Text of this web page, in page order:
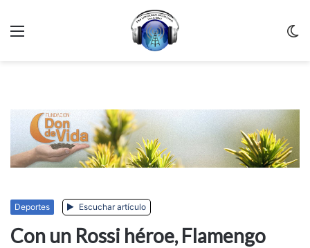
Deportes Escuchar artículo
Con un Rossi héroe, Flamengo